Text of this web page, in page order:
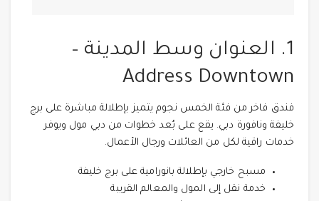
1. العنوان وسط المدينة –
Address Downtown
فندق فاخر من فئة الخمس نجوم يتميز بإطلالة مباشرة على برج
خليفة ونافورة دبي. يقع على بُعد خطوات من دبي مول ويوفر
خدمات راقية لكل من العائلات ورجال الأعمال.
مسبح خارجي بإطلالة بانورامية على برج خليفة
خدمة نقل إلى المول والمعالم القريبة